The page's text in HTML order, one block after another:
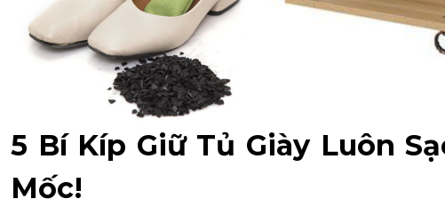
5 Bí Kíp Giữ Tủ Giày Luôn
Mốc!